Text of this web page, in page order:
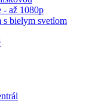
- až 1080p
s bielym svetlom